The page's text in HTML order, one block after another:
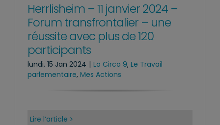
Herrlisheim – 11 janvier 2024 –
Forum transfrontalier – une
réussite avec plus de 120
participants
lundi, 15 Jan 2024 | La Circo 9, Le Travail
parlementaire, Mes Actions
Lire l’article